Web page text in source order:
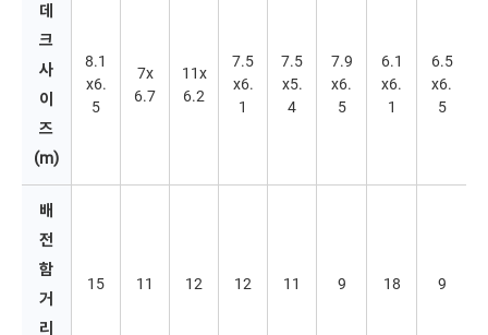
데
크
사
이
즈
(m)
8.1
x6.
5
7x
6.7
11x
6.2
7.5
x6.
1
7.5
x5.
4
7.9
x6.
5
6.1
x6.
1
6.5
x6.
5
배
전
함
거
리
15 11 12 12 11 9 18 9